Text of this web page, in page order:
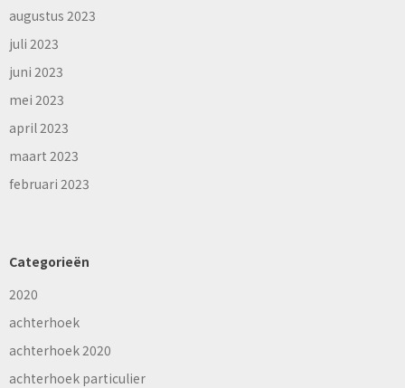
augustus 2023
juli 2023
juni 2023
mei 2023
april 2023
maart 2023
februari 2023
Categorieën
2020
achterhoek
achterhoek 2020
achterhoek particulier